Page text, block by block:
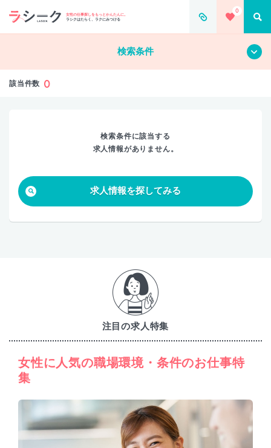
女性の仕事探しをもっとかんたんに。
ラシクはたらく、ラクにみつける
0
すべて
検索条件
該当件数 0
検索条件に該当する
求人情報がありません。
求人情報を探してみる
注目の求人特集
女性に人気の職場環境・条件のお仕事特
集